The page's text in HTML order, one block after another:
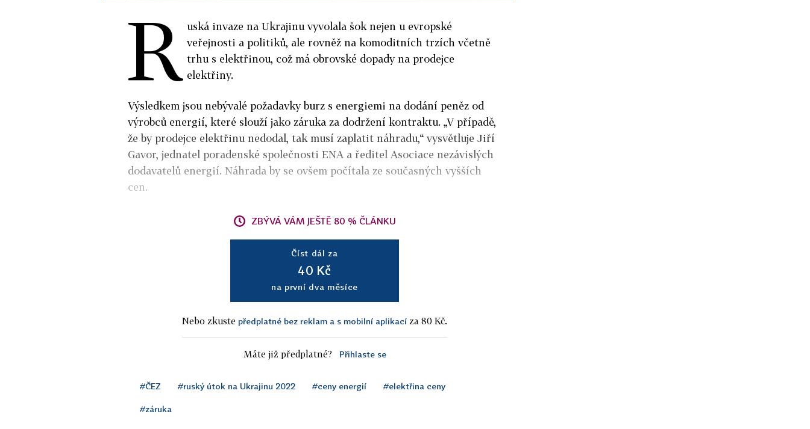
R uská invaze na Ukrajinu vyvolala šok nejen u evropské
veřejnosti a politiků, ale rovněž na komoditních trzích včetně
trhu s elektřinou, což má obrovské dopady na prodejce
elektřiny.
Výsledkem jsou nebývalé požadavky burz s energiemi na dodání peněz od
výrobců energií, které slouží jako záruka za dodržení kontraktu. „V případě,
že by prodejce elektřinu nedodal, tak musí zaplatit náhradu,“ vysvětluje Jiří
Gavor, jednatel poradenské společnosti ENA a ředitel Asociace nezávislých
dodavatelů energií. Náhrada by se ovšem počítala ze současných vyšších
cen.
ZBÝVÁ VÁM JEŠTĚ 80 % ČLÁNKU
Číst dál za
40 Kč
na první dva měsíce
Nebo zkuste předplatné bez reklam a s mobilní aplikací za 80 Kč.
Máte již předplatné? Přihlaste se
#ČEZ #ruský útok na Ukrajinu 2022 #ceny energií #elektřina ceny
#záruka